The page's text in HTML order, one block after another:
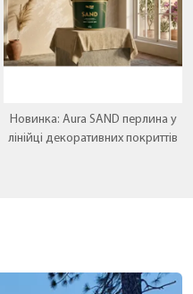
Новинка: Aura SAND перлина у
лінійці декоративних покриттів